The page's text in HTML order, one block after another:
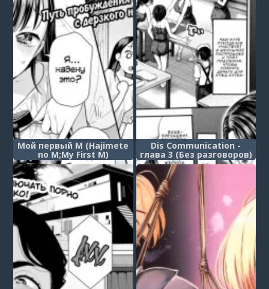
Мой первый М (Hajimete
no M;My First M)
Dis Communication -
глава 3 (Без разговоров)